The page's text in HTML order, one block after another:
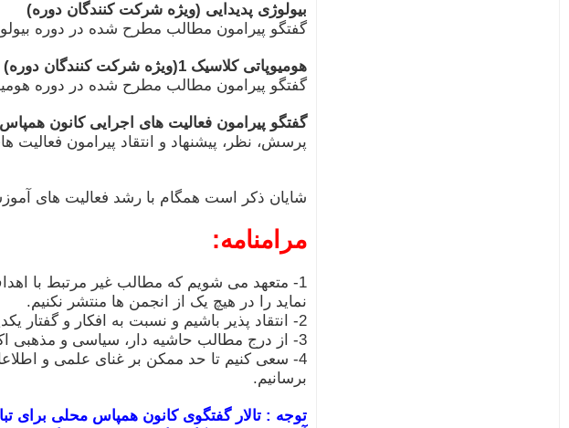
بیولوژی پدیدایی (ویژه شرکت کنندگان دوره)
گفتگو پیرامون مطالب مطرح شده در دوره
هومیوپاتی کلاسیک 1(ویژه شرکت کنندگان دوره)
گفتگو پیرامون مطالب مطرح شده در دوره
گفتگو پیرامون فعالیت های اجرایی کانون همپاس
پرسش، نظر، پیشنهاد و انتقاد پیرامون فعالیت
شایان ذکر است همگام با رشد فعالیت های
مرامنامه:
1- متعهد می شویم که مطالب غیر مرتبط با
نماید را در هیچ یک از انجمن ها منتشر نکنیم.
2- انتقاد پذیر باشیم و نسبت به افکار و گفتار یکدیگر با احترام برخورد نماییم.
3- از درج مطالب حاشیه دار، سیاسی و مذهبی اکیدا خودداری نماییم.
4- سعی کنیم تا حد ممکن بر غنای علمی و
برسانیم.
توجه : تالار گفتگوی کانون همپاس محلی برای